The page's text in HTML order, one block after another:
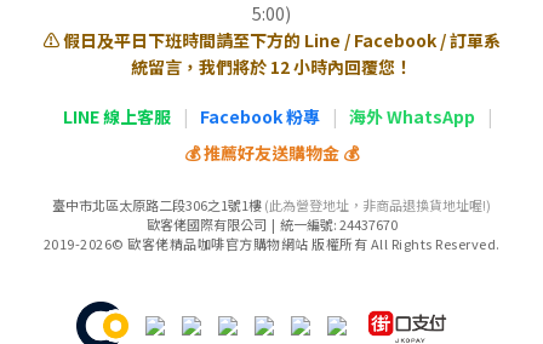
5:00)
⚠️ 假日及平日下班時間請至下方的 Line / Facebook / 訂單系
統留言，我們將於 12 小時內回覆您！
LINE 線上客服 | Facebook 粉專 | 海外 WhatsApp
|
💰 推薦好友送購物金 💰
臺中市北區太原路二段306之1號1樓(此為營登地址，非商品退換貨地址喔!)
歐客佬國際有限公司 | 統一編號: 24437670
2019-2026© 歐客佬精品咖啡官方購物網站 版權所有 All Rights Reserved.